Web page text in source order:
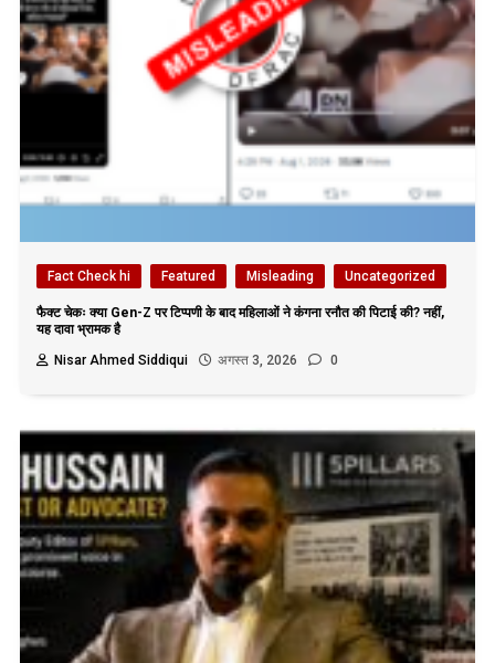
Fact Check hi Featured Misleading Uncategorized
फैक्ट चेकः क्या Gen-Z पर टिप्पणी के बाद महिलाओं ने कंगना रनौत की पिटाई की? नहीं,
यह दावा भ्रामक है
Nisar Ahmed Siddiqui
अगस्त 3, 2026 0